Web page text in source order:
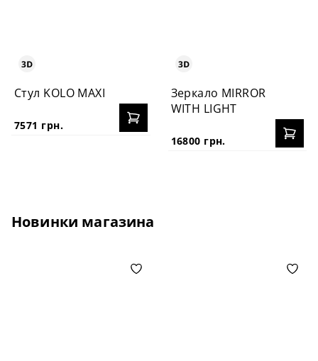
Стул KOLO MAXI
7571 грн.
Зеркало MIRROR
WITH LIGHT
16800 грн.
Новинки магазина